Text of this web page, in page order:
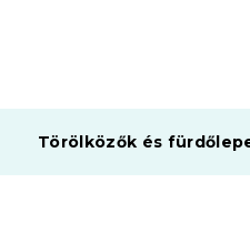
Törölközők és